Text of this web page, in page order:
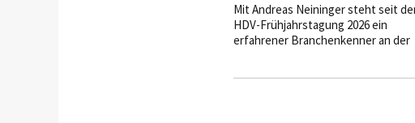
Mit Andreas Neininger steht seit
HDV-Frühjahrstagung 2026 ein
erfahrener Branchenkenner an der